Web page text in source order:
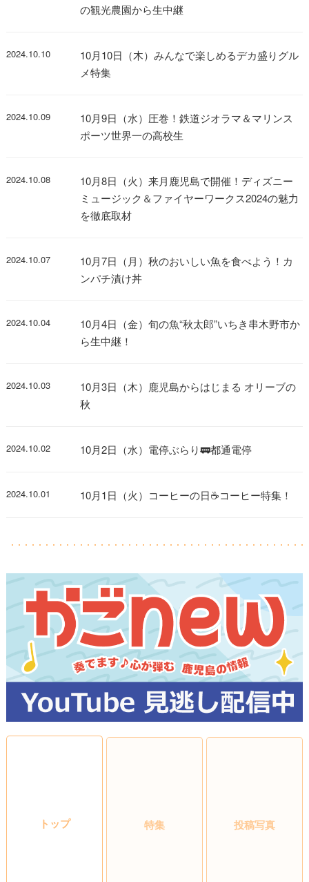
の観光農園から生中継
2024.10.10
10月10日（木）みんなで楽しめるデカ盛りグル
メ特集
2024.10.09
10月9日（水）圧巻！鉄道ジオラマ＆マリンス
ポーツ世界一の高校生
2024.10.08
10月8日（火）来月鹿児島で開催！ディズニー
ミュージック＆ファイヤーワークス2024の魅力
を徹底取材
2024.10.07
10月7日（月）秋のおいしい魚を食べよう！カ
ンパチ漬け丼
2024.10.04
10月4日（金）旬の魚“秋太郎”いちき串木野市か
ら生中継！
2024.10.03
10月3日（木）鹿児島からはじまる オリーブの
秋
2024.10.02 10月2日（水）電停ぶらり🚃都通電停
2024.10.01 10月1日（火）コーヒーの日☕コーヒー特集！
トップ 特集 投稿写真